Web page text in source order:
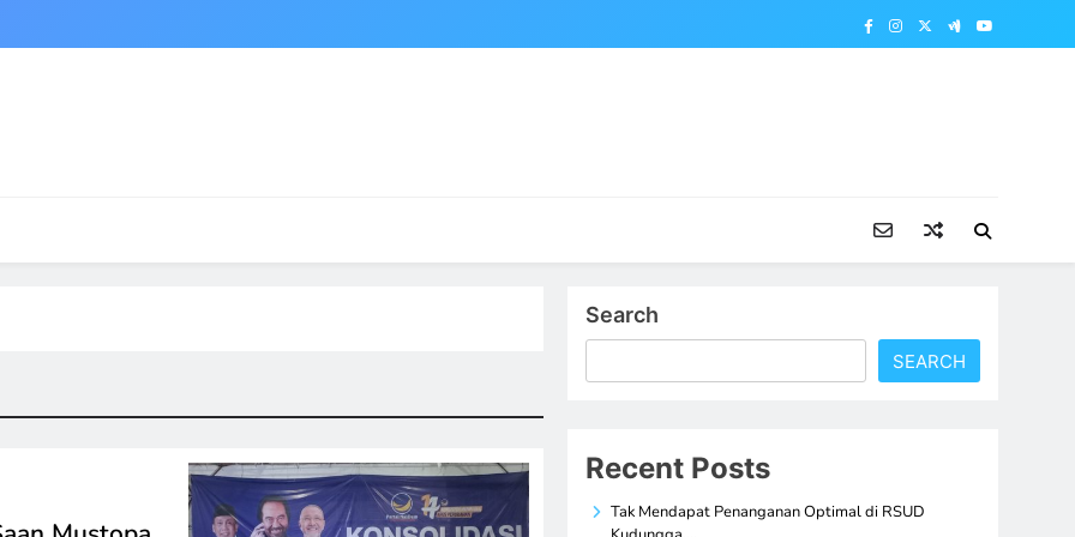
Search
SEARCH
Recent Posts
Tak Mendapat Penanganan Optimal di RSUD